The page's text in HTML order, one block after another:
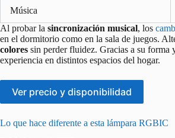
Música
Al probar la sincronización musical, los
en el dormitorio como en la sala de juegos.
colores sin perder fluidez. Gracias a su
experiencia en distintos espacios del hogar.
Ver precio y disponibilidad
Lo que hace diferente a esta lámpara RGBIC